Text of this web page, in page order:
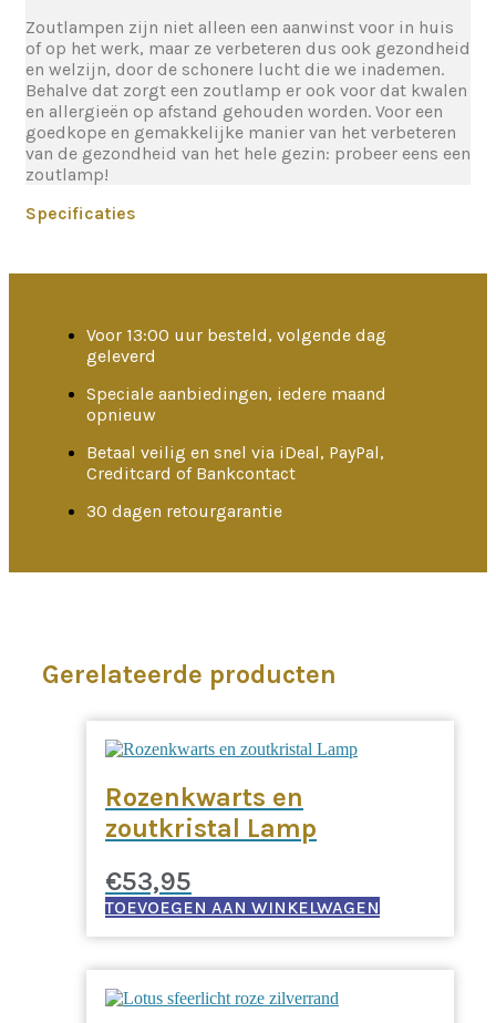
Zoutlampen zijn niet alleen een aanwinst voor in huis
of op het werk, maar ze verbeteren dus ook gezondheid
en welzijn, door de schonere lucht die we inademen.
Behalve dat zorgt een zoutlamp er ook voor dat kwalen
en allergieën op afstand gehouden worden. Voor een
goedkope en gemakkelijke manier van het verbeteren
van de gezondheid van het hele gezin: probeer eens een
zoutlamp!
Specificaties
Voor 13:00 uur besteld, volgende dag
geleverd
Speciale aanbiedingen, iedere maand
opnieuw
Betaal veilig en snel via iDeal, PayPal,
Creditcard of Bankcontact
30 dagen retourgarantie
Gerelateerde producten
Rozenkwarts en
zoutkristal Lamp
€53,95
TOEVOEGEN AAN WINKELWAGEN